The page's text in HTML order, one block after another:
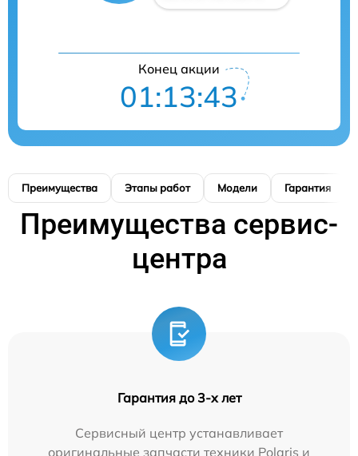
Конец акции
01:13:42
Преимущества Этапы работ Модели Гарантия
Преимущества сервис-
центра
Гарантия до 3-х лет
Сервисный центр устанавливает
оригинальные запчасти техники Polaris и